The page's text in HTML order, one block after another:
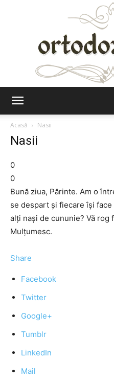
Acasă
Nasii
Nasii
0
0
Bună ziua, Părinte. Am o
se despart şi fiecare îşi
alţi naşi de cununie? Vă
Mulţumesc.
Share
Facebook
Twitter
Google+
Tumblr
LinkedIn
Mail